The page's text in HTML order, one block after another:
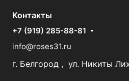
Контакты
+7 (919) 285-88-81
info@roses31.ru
г. Белгород , ул. Никиты